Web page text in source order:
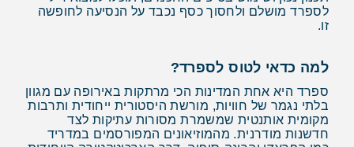
לספרד מושלם ולחסוך כסף נכבד על הנסיעה לחופשה
זו.
למה כדאי לטוס לספרד?
ספרד היא אחת המדינות הכי מרתקות באירופה עם מגוון
בלתי נגמר של חוויות, מורשת היסטורית ייחודית ותרבות
מקומית אותנטית שמשמרת מסורות עתיקות לצד
חדשנות מודרנית. מהמוזיאונים המפורסמים במדריד